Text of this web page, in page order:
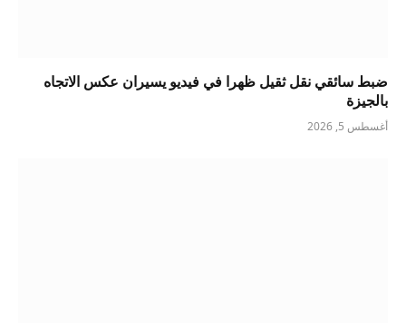
ضبط سائقي نقل ثقيل ظهرا في فيديو يسيران عكس الاتجاه
بالجيزة
أغسطس 5, 2026